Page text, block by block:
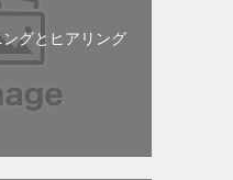
グとヒアリング